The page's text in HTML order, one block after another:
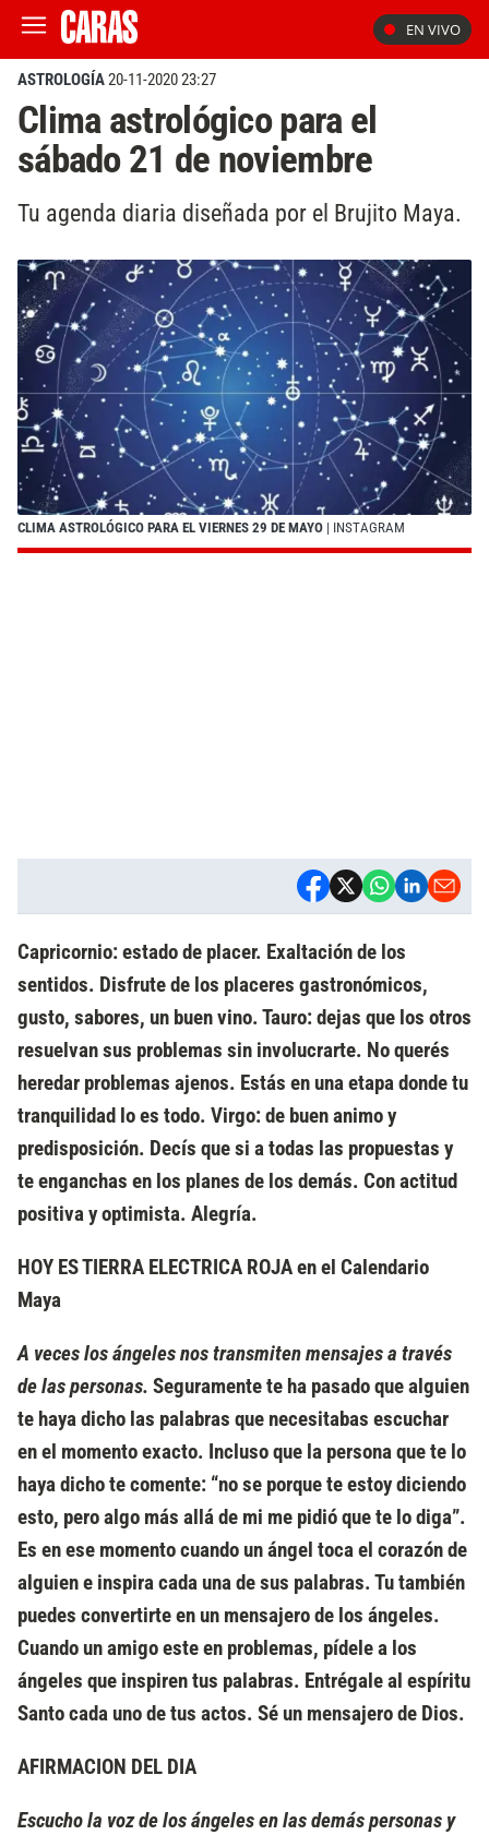
EN VIVO
ASTROLOGÍA20-11-2020 23:27
Clima astrológico para el
sábado 21 de noviembre
Tu agenda diaria diseñada por el Brujito Maya.
CLIMA ASTROLÓGICO PARA EL VIERNES 29 DE MAYO | INSTAGRAM
Capricornio: estado de placer. Exaltación de los
sentidos. Disfrute de los placeres gastronómicos,
gusto, sabores, un buen vino. Tauro: dejas que los otros
resuelvan sus problemas sin involucrarte. No querés
heredar problemas ajenos. Estás en una etapa donde tu
tranquilidad lo es todo. Virgo: de buen animo y
predisposición. Decís que si a todas las propuestas y
te enganchas en los planes de los demás. Con actitud
positiva y optimista. Alegría.
HOY ES TIERRA ELECTRICA ROJA en el Calendario
Maya
A veces los ángeles nos transmiten mensajes a través
de las personas. Seguramente te ha pasado que alguien
te haya dicho las palabras que necesitabas escuchar
en el momento exacto. Incluso que la persona que te lo
haya dicho te comente: “no se porque te estoy diciendo
esto, pero algo más allá de mi me pidió que te lo diga”.
Es en ese momento cuando un ángel toca el corazón de
alguien e inspira cada una de sus palabras. Tu también
puedes convertirte en un mensajero de los ángeles.
Cuando un amigo este en problemas, pídele a los
ángeles que inspiren tus palabras. Entrégale al espíritu
Santo cada uno de tus actos. Sé un mensajero de Dios.
AFIRMACION DEL DIA
Escucho la voz de los ángeles en las demás personas y